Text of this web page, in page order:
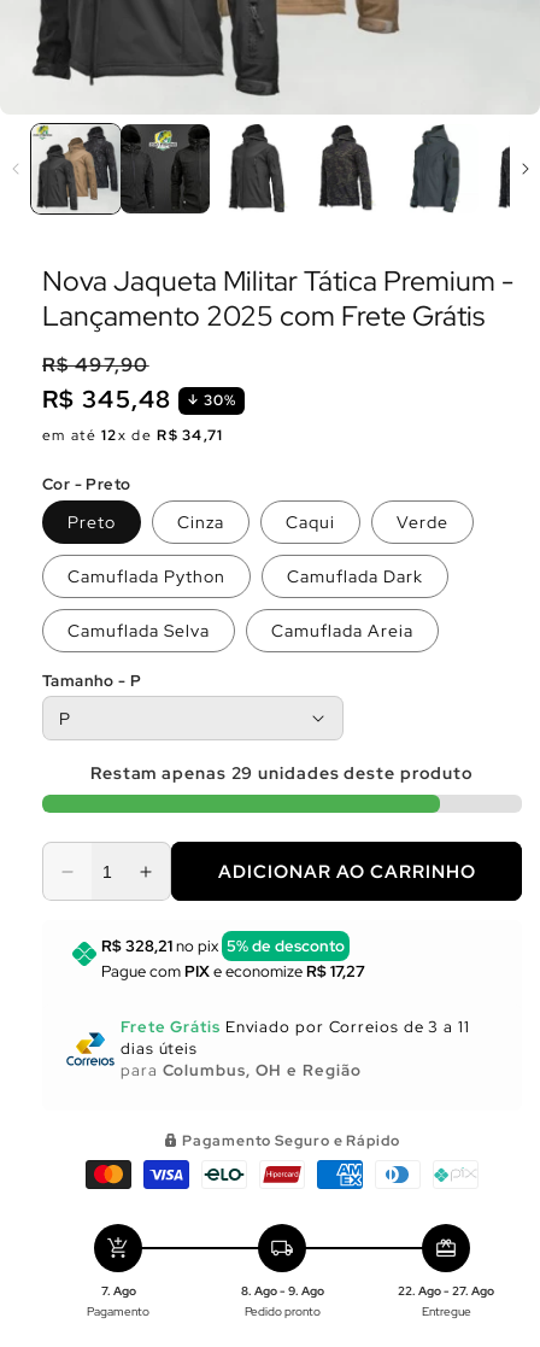
Nova Jaqueta Militar Tática Premium -
Lançamento 2025 com Frete Grátis
Preço
normal
R$ 345,48 30%
Preço
promocional
R$ 497,90
em até12x deR$ 34,71
Cor - Preto
Preto Cinza Caqui Verde
Camuflada Python Camuflada Dark
Camuflada Selva Camuflada Areia
Tamanho - P
Restam apenas 29 unidades deste produto
Diminuir
a
de
Utensílios
Cozinha
Aumentar
a
quantidade
de
Utensílios
Cozinha
ADICIONAR AO CARRINHO
R$ 328,21no pix 5% de desconto
Pague comPIXe economizeR$ 17,27
Frete Grátis Enviado por Correios de 3 a 11
dias úteis
para Columbus, OH e Região
Pagamento Seguro e Rápido
add_shopping_cart
7. Ago
Pagamento
local_shipping
8. Ago - 9. Ago
Pedido pronto
redeem
22. Ago - 27. Ago
Entregue